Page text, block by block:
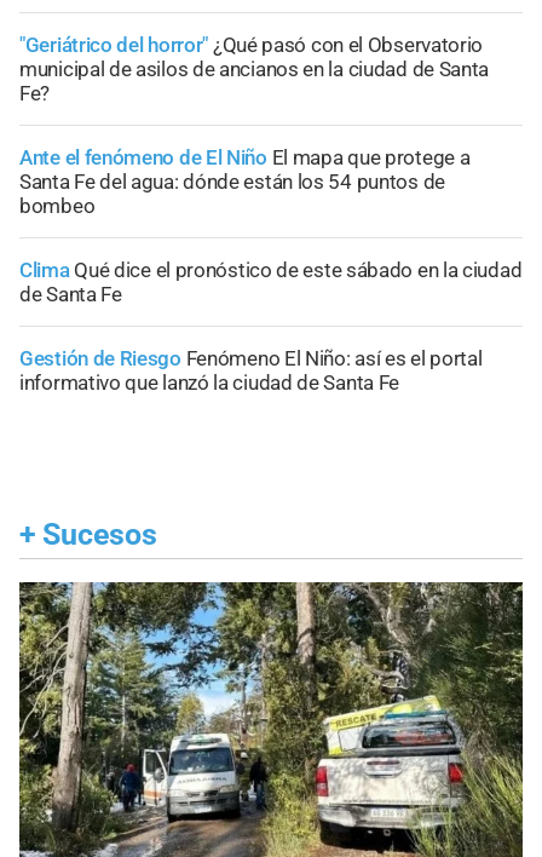
"Geriátrico del horror" ¿Qué pasó con el Observatorio
municipal de asilos de ancianos en la ciudad de Santa
Fe?
Ante el fenómeno de El Niño El mapa que protege a
Santa Fe del agua: dónde están los 54 puntos de
bombeo
Clima Qué dice el pronóstico de este sábado en la ciudad
de Santa Fe
Gestión de Riesgo Fenómeno El Niño: así es el portal
informativo que lanzó la ciudad de Santa Fe
+ Sucesos